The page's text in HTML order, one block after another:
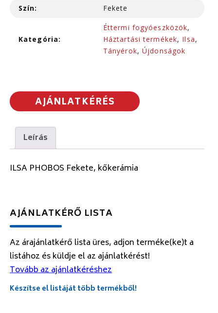
Szín: Fekete
Kategória:
Éttermi fogyóeszközök,
Háztartási termékek, Ilsa,
Tányérok,Újdonságok
AJÁNLATKÉRÉS
Leírás
ILSA PHOBOS Fekete, kőkerámia
AJÁNLATKÉRŐ LISTA
Az árajánlatkérő lista üres, adjon terméke(ke)t a
listához és küldje el az ajánlatkérést!
Tovább az ajánlatkéréshez
Készítse el listáját több termékből!